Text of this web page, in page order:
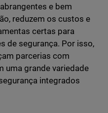
e bem
reduzem os custos e
certas para
de segurança. Por isso,
parcerias com
uma grande variedade
integrados